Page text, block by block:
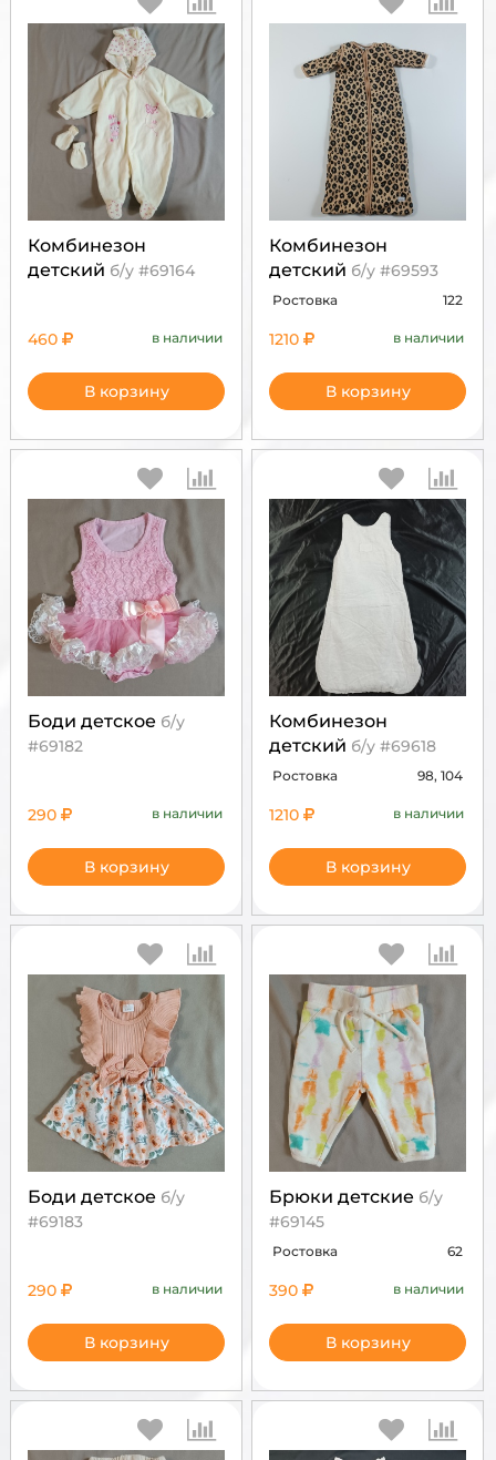
Комбинезон
детский б/у #69164
460 в наличии
В корзину
Комбинезон
детский б/у #69593
Ростовка 122
1210 в наличии
В корзину
Боди детское б/у
#69182
290 в наличии
В корзину
Комбинезон
детский б/у #69618
Ростовка 98, 104
1210 в наличии
В корзину
Боди детское б/у
#69183
290 в наличии
В корзину
Брюки детские б/у
#69145
Ростовка 62
390 в наличии
В корзину